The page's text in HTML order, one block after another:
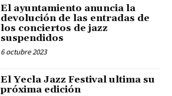
El ayuntamiento anuncia la
devolución de las entradas de
los conciertos de jazz
suspendidos
6 octubre 2023
El Yecla Jazz Festival ultima su
próxima edición